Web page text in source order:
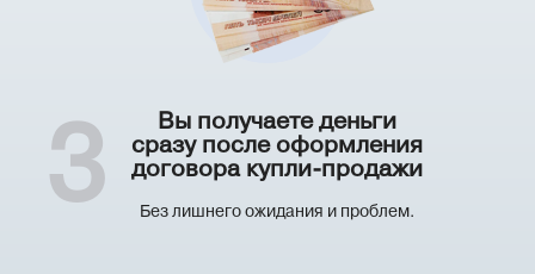
3
Вы получаете деньги
сразу после оформления
договора купли-продажи
Без лишнего ожидания и проблем.